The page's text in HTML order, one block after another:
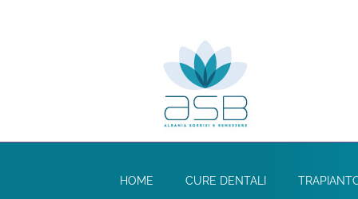
HOME CURE DENTALI